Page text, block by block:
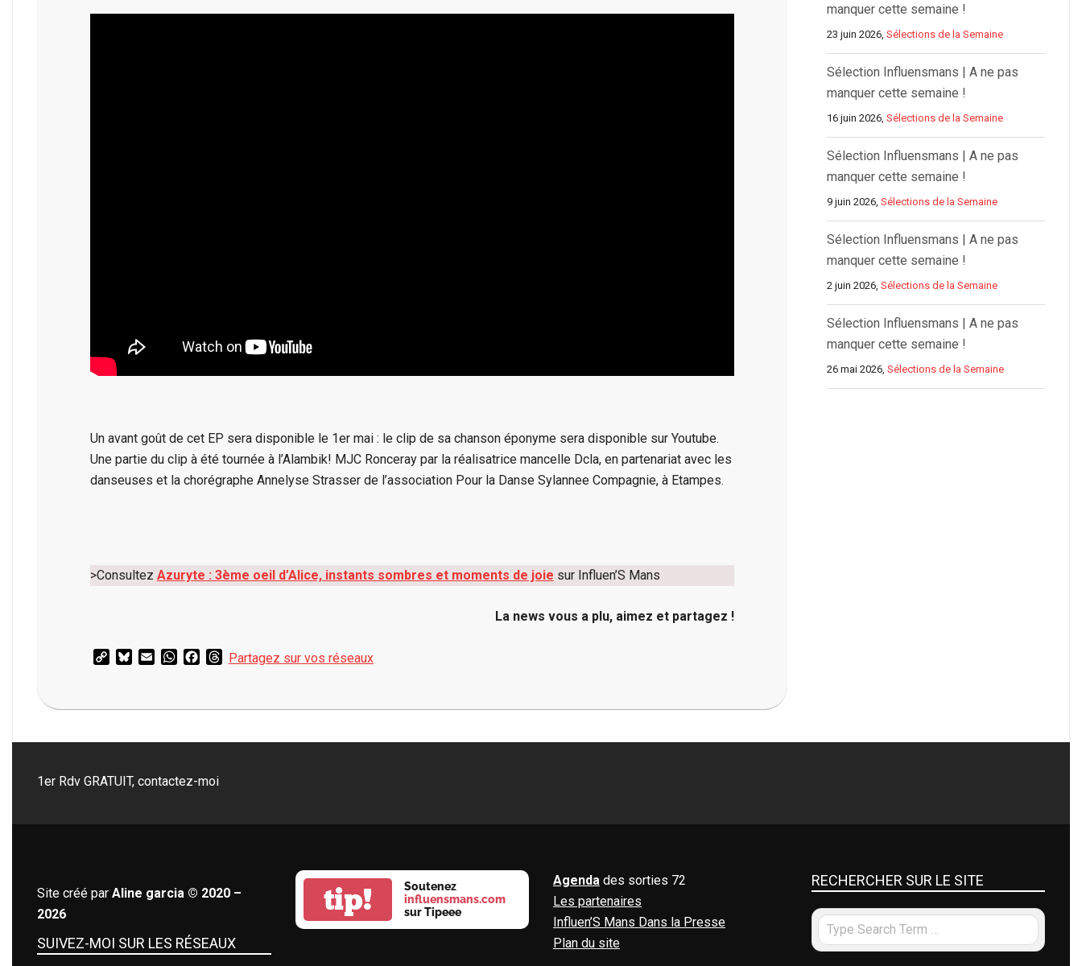
Un avant goût de cet EP sera disponible le 1er mai : le clip de sa chanson éponyme sera disponible sur Youtube.
Une partie du clip à été tournée à l’Alambik! MJC Ronceray par la réalisatrice mancelle Dcla, en partenariat avec les
danseuses et la chorégraphe Annelyse Strasser de l’association Pour la Danse Sylannee Compagnie, à Etampes.
>Consultez Azuryte : 3ème oeil d’Alice, instants sombres et moments de joie sur Influen’S Mans
La news vous a plu, aimez et partagez !
Copy Bluesky
Email WhatsApp
Facebook
Threads
Partagez sur vos réseaux
04-
manquer cette semaine !
23 juin 2026, Sélections de la Semaine
Sélection Influensmans | A ne pas
manquer cette semaine !
16 juin 2026, Sélections de la Semaine
Sélection Influensmans | A ne pas
manquer cette semaine !
9 juin 2026, Sélections de la Semaine
Sélection Influensmans | A ne pas
manquer cette semaine !
2 juin 2026, Sélections de la Semaine
Sélection Influensmans | A ne pas
manquer cette semaine !
26 mai 2026, Sélections de la Semaine
1er Rdv GRATUIT, contactez-moi
Site créé par Aline garcia © 2020 –
2026
SUIVEZ-MOI SUR LES RÉSEAUX
tip!
Soutenez
influensmans.com
sur Tipeee
Agenda des sorties 72
Les partenaires
Influen’S Mans Dans la Presse
Plan du site
RECHERCHER SUR LE SITE
Search